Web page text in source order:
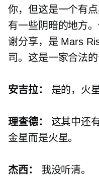
你，但这是一个有
有一些阴暗的地方
谢分享，是 Mars
司。这是一家合法
安吉拉： 是的，火
理查德：
这其中还
金星而是火星。
杰西： 我没听清。